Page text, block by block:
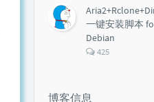
数：
一键安装脚本
Debian
评
425
博客信息